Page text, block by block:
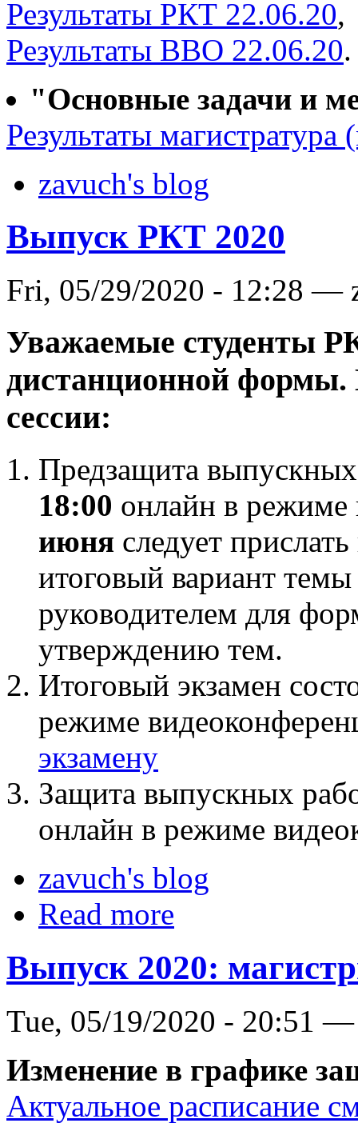
Результаты РКТ 22.06.20,
Результаты ВВО 22.06.20.
"Основные задачи и
Результаты
zavuch's blog
Выпуск РКТ 2020
Fri, 05/29/2020 - 12:28 —
Уважаемые студенты
дистанционной
сессии:
Предзащита
18:00 онлайн в
июня следует
итоговый вариант
руководителем для
утверждению тем.
Итоговый экзамен
режиме
экзамену
Защита выпускных
онлайн в режиме
zavuch's blog
Read more
Выпуск 2020:
Tue, 05/19/2020 - 20:51 —
Изменение в графике
Актуальное расписание